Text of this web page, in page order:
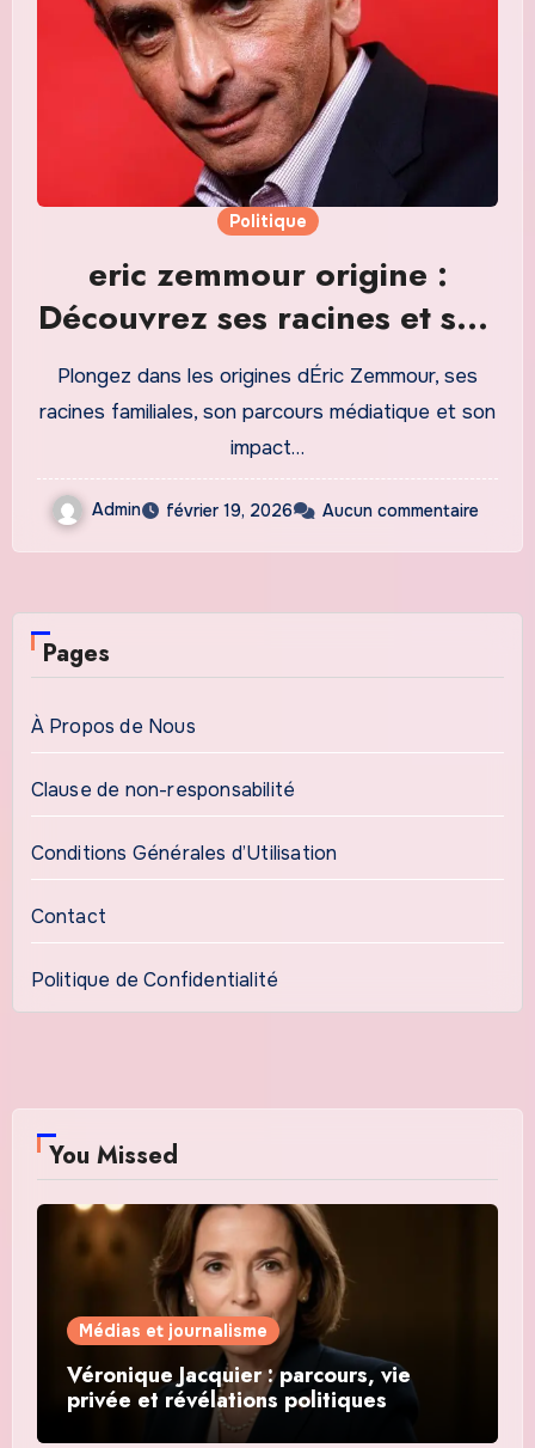
Politique
eric zemmour origine :
Découvrez ses racines et son
parcours politique en 2026
Plongez dans les origines dÉric Zemmour, ses
racines familiales, son parcours médiatique et son
impact…
Admin février 19, 2026 Aucun commentaire
Pages
À Propos de Nous
Clause de non-responsabilité
Conditions Générales d’Utilisation
Contact
Politique de Confidentialité
You Missed
Médias et journalisme
Véronique Jacquier : parcours, vie
privée et révélations politiques